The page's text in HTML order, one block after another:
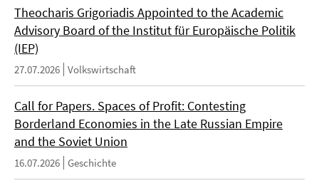
Theocharis Grigoriadis Appointed to the Academic
Advisory Board of the Institut für Europäische Politik
(IEP)
27.07.2026 Volkswirtschaft
Call for Papers. Spaces of Profit: Contesting
Borderland Economies in the Late Russian Empire
and the Soviet Union
16.07.2026 Geschichte